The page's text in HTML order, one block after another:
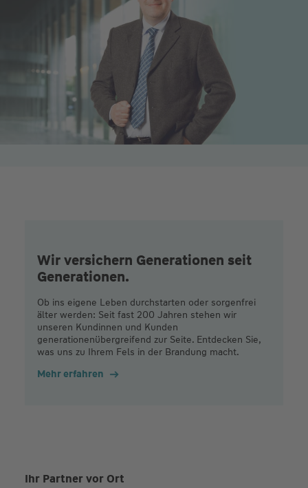
Wir versichern Generationen seit
Generationen.
Ob ins eigene Leben durchstarten oder sorgenfrei
älter werden: Seit fast 200 Jahren stehen wir
unseren Kundinnen und Kunden
generationenübergreifend zur Seite. Entdecken Sie,
was uns zu Ihrem Fels in der Brandung macht.
Mehr erfahren
Ihr Partner vor Ort